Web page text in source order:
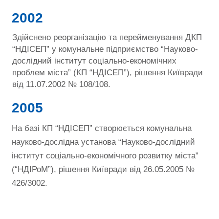
2002
Здійснено реорганізацію та перейменування ДКП
“НДІСЕП” у комунальне підприємство “Науково-
дослідний інститут соціально-економічних
проблем міста” (КП “НДІСЕП”), рішення Київради
від 11.07.2002 № 108/108.
2005
На базі КП “НДІСЕП” створюється комунальна
науково-дослідна установа “Науково-дослідний
інститут соціально-економічного розвитку міста”
(“НДІРоМ”), рішення Київради від 26.05.2005 №
426/3002.